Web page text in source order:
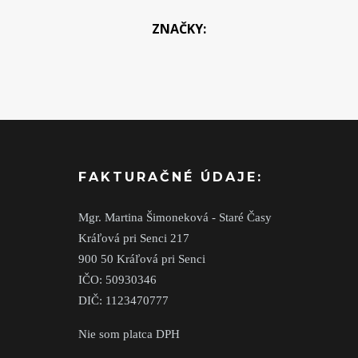
ZNAČKY:
FAKTURAČNÉ ÚDAJE:
Mgr. Martina Šimoneková - Staré Časy
Kráľová pri Senci 217
900 50 Kráľová pri Senci
IČO: 50930346
DIČ: 1123470777
Nie som platca DPH